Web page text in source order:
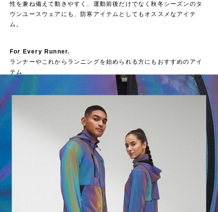
性を兼ね備えて動きやすく、運動前後だけでなく秋冬シーズンのタ
ウンユースウェアにも、防寒アイテムとしてもオススメなアイテ
ム。
For Every Runner.
ランナーやこれからランニングを始められる方にもおすすめのアイ
テム